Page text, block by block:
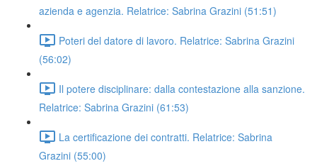
azienda e agenzia. Relatrice: Sabrina Grazini (51:51)
Poteri del datore di lavoro. Relatrice: Sabrina Grazini
(56:02)
Il potere disciplinare: dalla contestazione alla sanzione.
Relatrice: Sabrina Grazini (61:53)
La certificazione dei contratti. Relatrice: Sabrina
Grazini (55:00)